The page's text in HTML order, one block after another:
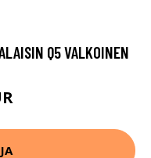
Q5 VALKOINEN